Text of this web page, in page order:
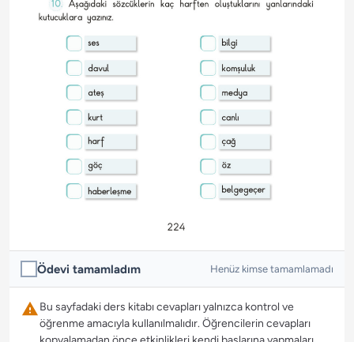
Ödevi tamamladım Henüz kimse tamamlamadı
Bu sayfadaki ders kitabı cevapları yalnızca kontrol ve
öğrenme amacıyla kullanılmalıdır. Öğrencilerin cevapları